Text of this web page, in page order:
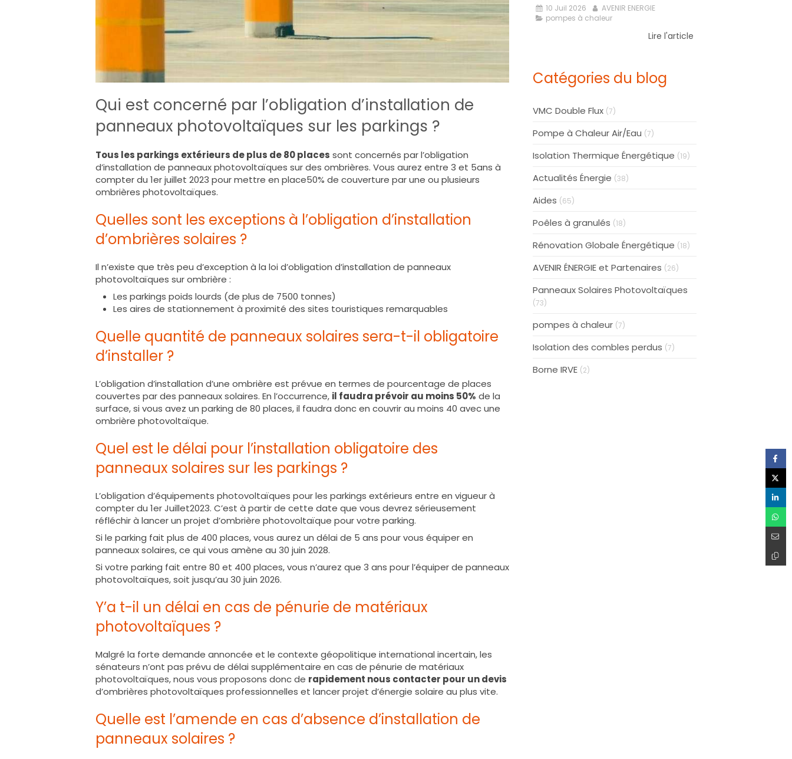
Qui est concerné par l’obligation d’installation de
panneaux photovoltaïques sur les parkings ?
Tous les parkings extérieurs de plus de 80 places sont concernés par l’obligation
d’installation de panneaux photovoltaïques sur des ombrières. Vous aurez entre 3 et 5ans à
compter du 1er juillet 2023 pour mettre en place50% de couverture par une ou plusieurs
ombrières photovoltaïques.
Quelles sont les exceptions à l’obligation d’installation
d’ombrières solaires ?
Il n’existe que très peu d’exception à la loi d’obligation d’installation de panneaux
photovoltaïques sur ombrière :
Les parkings poids lourds (de plus de 7500 tonnes)
Les aires de stationnement à proximité des sites touristiques remarquables
Quelle quantité de panneaux solaires sera-t-il obligatoire
d’installer ?
L’obligation d’installation d’une ombrière est prévue en termes de pourcentage de places
couvertes par des panneaux solaires. En l’occurrence, il faudra prévoir au moins 50% de la
surface, si vous avez un parking de 80 places, il faudra donc en couvrir au moins 40 avec une
ombrière photovoltaïque.
Quel est le délai pour l’installation obligatoire des
panneaux solaires sur les parkings ?
L’obligation d’équipements photovoltaïques pour les parkings extérieurs entre en vigueur à
compter du 1er Juillet2023. C’est à partir de cette date que vous devrez sérieusement
réfléchir à lancer un projet d’ombrière photovoltaïque pour votre parking.
Si le parking fait plus de 400 places, vous aurez un délai de 5 ans pour vous équiper en
panneaux solaires, ce qui vous amène au 30 juin 2028.
Si votre parking fait entre 80 et 400 places, vous n’aurez que 3 ans pour l’équiper de panneaux
photovoltaïques, soit jusqu’au 30 juin 2026.
Y’a t-il un délai en cas de pénurie de matériaux
photovoltaïques ?
Malgré la forte demande annoncée et le contexte géopolitique international incertain, les
sénateurs n’ont pas prévu de délai supplémentaire en cas de pénurie de matériaux
photovoltaïques, nous vous proposons donc de rapidement nous contacter pour un devis
d’ombrières photovoltaïques professionnelles et lancer projet d’énergie solaire au plus vite.
Quelle est l’amende en cas d’absence d’installation de
panneaux solaires ?
10 Juil 2026
AVENIR ENERGIE
pompes à chaleur
Lire l'article
Catégories du blog
VMC Double Flux (7)
Pompe à Chaleur Air/Eau (7)
Isolation Thermique Énergétique (19)
Actualités Énergie (38)
Aides (65)
Poêles à granulés (18)
Rénovation Globale Énergétique (18)
AVENIR ÉNERGIE et Partenaires (26)
Panneaux Solaires Photovoltaïques
(73)
pompes à chaleur (7)
Isolation des combles perdus (7)
Borne IRVE (2)